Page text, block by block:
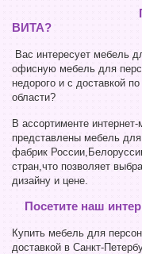
ВИТА?
Вас интересует мебель
офисную мебель для
недорого и с доставкой
области?
В ассортименте
представлены мебель
фабрик
стран,что позволяет
дизайну и цене.
Посетите наш
Купить мебель для
доставкой в Санкт-